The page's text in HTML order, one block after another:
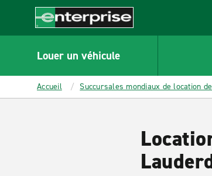
CONTENT
Enterprise
Louer un véhicule
Accueil Succursales mondiaux de location